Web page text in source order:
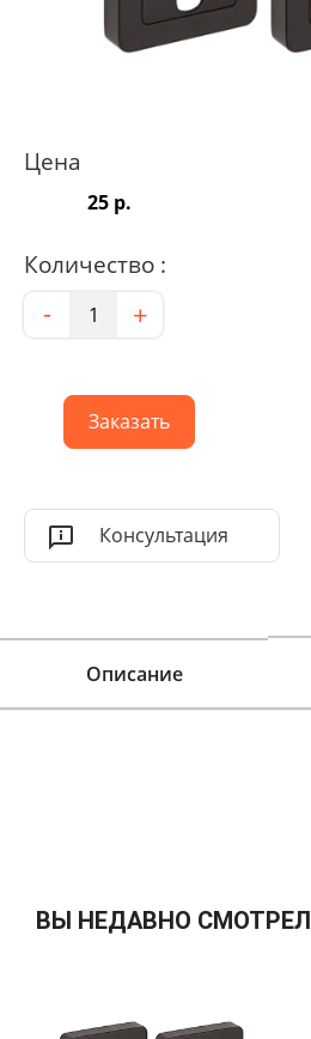
Цена
25 р.
Количество :
Количество
- +
Заказать
Консультация
Описание
ВЫ НЕДАВНО